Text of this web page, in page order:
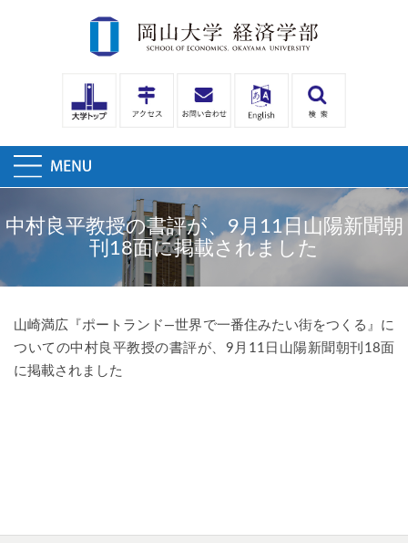
中村良平教授の書評が、9月11日山陽新聞朝
刊18面に掲載されました
山崎満広『ポートランド―世界で一番住みたい街をつくる』に
ついての中村良平教授の書評が、9月11日山陽新聞朝刊18面
に掲載されました